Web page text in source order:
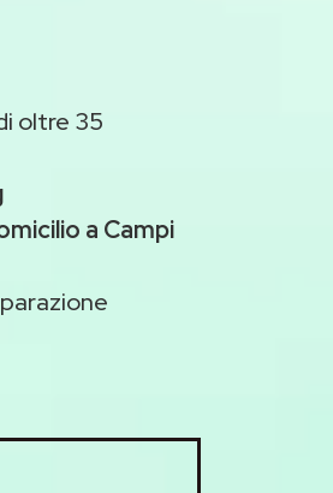
oltre 35
a Campi